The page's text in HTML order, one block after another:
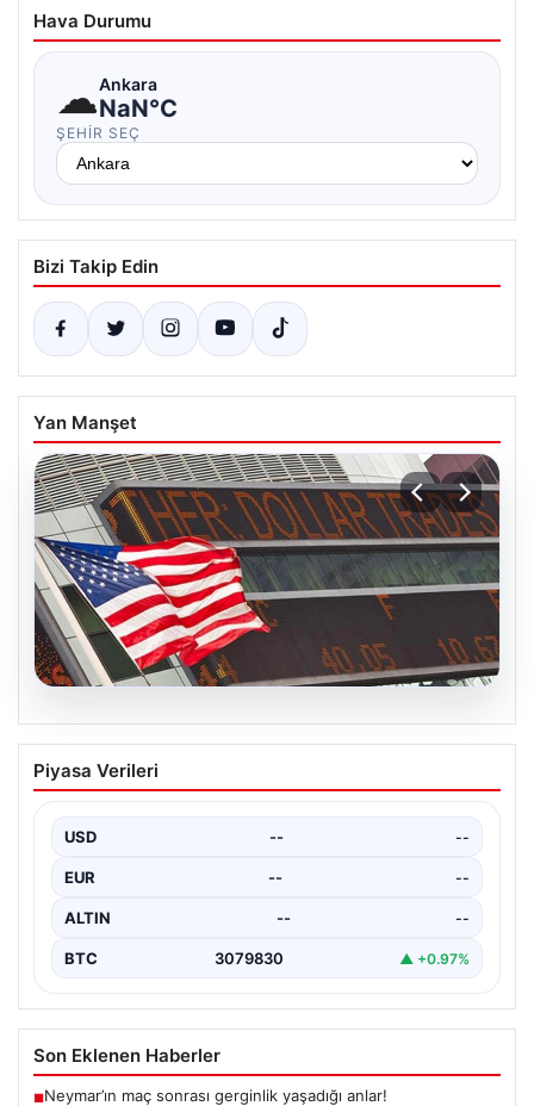
Hava Durumu
☁Ankara
NaN°C
ŞEHIR SEÇ
Bizi Takip Edin
Yan Manşet
04.08.2026
FED faiz kararı ne zaman açıklanacak?
Nisan ayı faiz beklentisi belli oldu
Piyasa Verileri
USD -- --
EUR -- --
ALTIN -- --
BTC 3079830 ▲ +0.97%
Son Eklenen Haberler
■Neymar’ın maç sonrası gerginlik yaşadığı anlar!